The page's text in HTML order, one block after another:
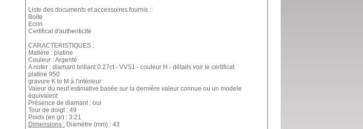
Liste des documents et accessoires fournis :
Boite
Ecrin
Certificat d'authenticité
CARACTERISTIQUES :
Matière : platine
Couleur : Argenté
A noter : diamant brillant 0.27ct - VVS1 - couleur H - détails voir le certificat
platine 950
gravure K to M à l'intérieur
Valeur du neuf estimative basée sur la dernière valeur connue ou un modele
équivalent
Présence de diamant : oui
Tour de doigt : 49
Poids (en gr) : 3.21
Dimensions : Diamètre (mm) : 43